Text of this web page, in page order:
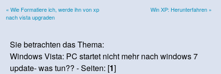
« Wie Formatiere ich, werde ihn von xp
nach vista upgraden
Win XP: Herunterfahren »
Sie betrachten das Thema:
Windows Vista: PC startet nicht mehr nach windows 7
update- was tun?? - Seiten: [1]